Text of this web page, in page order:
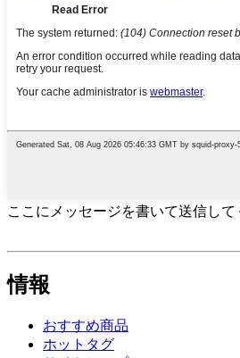
ここにメッセージを書いて送信して
情報
おすすめ商品
ホットタグ